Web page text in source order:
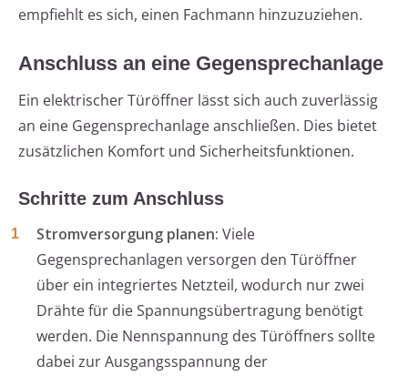
empfiehlt es sich, einen Fachmann hinzuzuziehen.
Anschluss an eine Gegensprechanlage
Ein elektrischer Türöffner lässt sich auch zuverlässig
an eine Gegensprechanlage anschließen. Dies bietet
zusätzlichen Komfort und Sicherheitsfunktionen.
Schritte zum Anschluss
Stromversorgung planen: Viele
Gegensprechanlagen versorgen den Türöffner
über ein integriertes Netzteil, wodurch nur zwei
Drähte für die Spannungsübertragung benötigt
werden. Die Nennspannung des Türöffners sollte
dabei zur Ausgangsspannung der